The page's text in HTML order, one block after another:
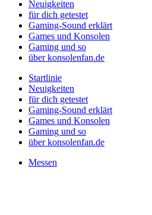
Neuigkeiten
für dich getestet
Gaming-Sound erklärt
Games und Konsolen
Gaming und so
über konsolenfan.de
Startlinie
Neuigkeiten
für dich getestet
Gaming-Sound erklärt
Games und Konsolen
Gaming und so
über konsolenfan.de
Messen